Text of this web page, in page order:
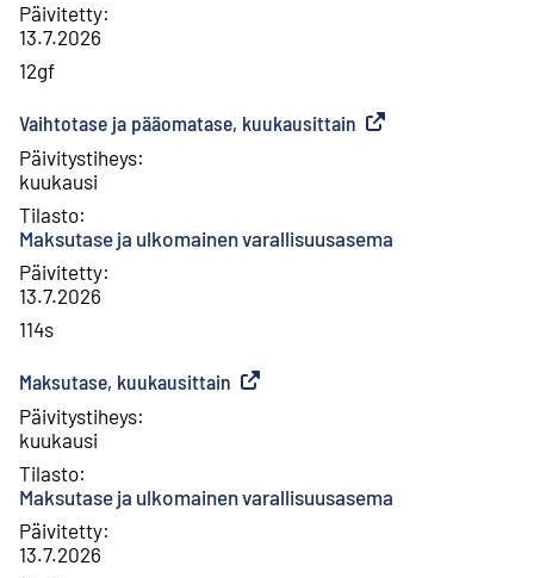
Päivitetty:
13.7.2026
12gf
Vaihtotase ja pääomatase, kuukausittain Ulkoinen linkki
Päivitystiheys:
kuukausi
Tilasto:
Maksutase ja ulkomainen varallisuusasema
Päivitetty:
13.7.2026
114s
Maksutase, kuukausittain Ulkoinen linkki
Päivitystiheys:
kuukausi
Tilasto:
Maksutase ja ulkomainen varallisuusasema
Päivitetty:
13.7.2026